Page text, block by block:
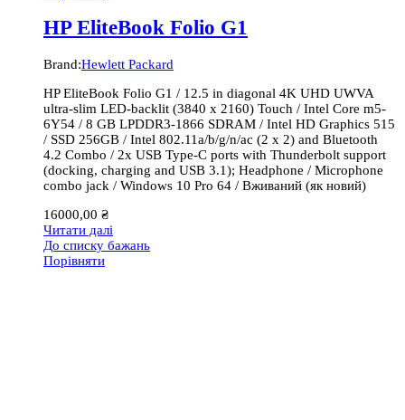
HP EliteBook Folio G1
Brand:Hewlett Packard
HP EliteBook Folio G1 / 12.5 in diagonal 4K UHD UWVA
ultra-slim LED-backlit (3840 x 2160) Touch / Intel Core m5-
6Y54 / 8 GB LPDDR3-1866 SDRAM / Intel HD Graphics 515
/ SSD 256GB / Intel 802.11a/b/g/n/ac (2 x 2) and Bluetooth
4.2 Combo / 2x USB Type-C ports with Thunderbolt support
(docking, charging and USB 3.1); Headphone / Microphone
combo jack / Windows 10 Pro 64 / Вживаний (як новий)
16000,00 ₴
Читати далі
До списку бажань
Порівняти